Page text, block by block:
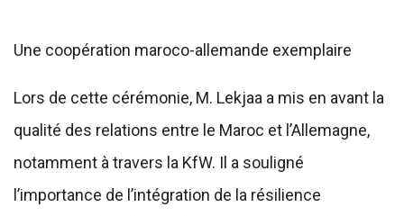
Une coopération maroco-allemande exemplaire
Lors de cette cérémonie, M. Lekjaa a mis en avant la
qualité des relations entre le Maroc et l’Allemagne,
notamment à travers la KfW. Il a souligné
l’importance de l’intégration de la résilience